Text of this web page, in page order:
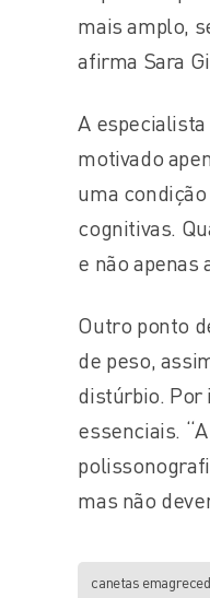
mais amplo,
afirma Sara
A
motivado
uma
cognitivas.
e não apenas
Outro ponto
de peso,
distúrbio. Por
essenciais.
mas não
canetas